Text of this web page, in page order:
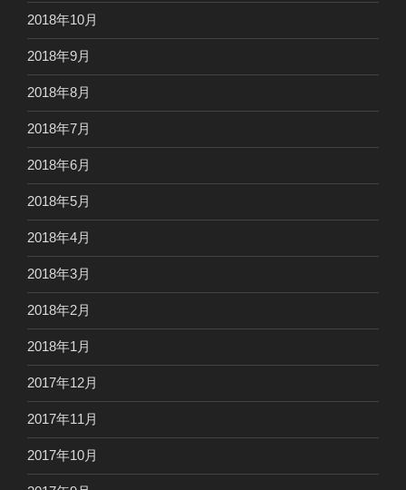
2018年10月
2018年9月
2018年8月
2018年7月
2018年6月
2018年5月
2018年4月
2018年3月
2018年2月
2018年1月
2017年12月
2017年11月
2017年10月